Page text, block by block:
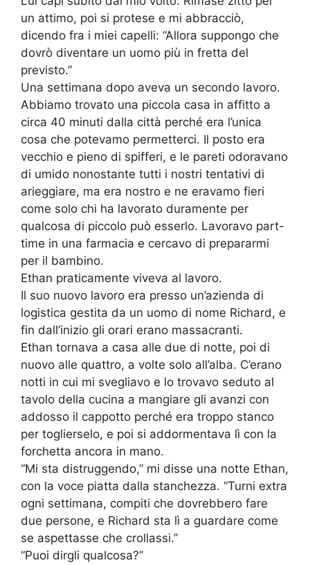
un attimo, poi si protese e mi abbracciò,
dicendo fra i miei capelli: “Allora suppongo che
dovrò diventare un uomo più in fretta del
previsto.”
Una settimana dopo aveva un secondo lavoro.
Abbiamo trovato una piccola casa in affitto a
circa 40 minuti dalla città perché era l’unica
cosa che potevamo permetterci. Il posto era
vecchio e pieno di spifferi, e le pareti odoravano
di umido nonostante tutti i nostri tentativi di
arieggiare, ma era nostro e ne eravamo fieri
come solo chi ha lavorato duramente per
qualcosa di piccolo può esserlo. Lavoravo part-
time in una farmacia e cercavo di prepararmi
per il bambino.
Ethan praticamente viveva al lavoro.
Il suo nuovo lavoro era presso un’azienda di
logistica gestita da un uomo di nome Richard, e
fin dall’inizio gli orari erano massacranti.
Ethan tornava a casa alle due di notte, poi di
nuovo alle quattro, a volte solo all’alba. C’erano
notti in cui mi svegliavo e lo trovavo seduto al
tavolo della cucina a mangiare gli avanzi con
addosso il cappotto perché era troppo stanco
per toglierselo, e poi si addormentava lì con la
forchetta ancora in mano.
“Mi sta distruggendo,” mi disse una notte Ethan,
con la voce piatta dalla stanchezza. “Turni extra
ogni settimana, compiti che dovrebbero fare
due persone, e Richard sta lì a guardare come
se aspettasse che crollassi.”
“Puoi dirgli qualcosa?”